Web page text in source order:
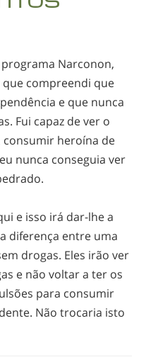
Noruego
Russo
Sueco
Chinês
Árabe
Nepalês
Ucraniano
Croata
Turco
Todas as Regiões/Línguas
Narconon,
compreendi que
e que nunca
Fui capaz de ver o
consumir heroína de
nunca conseguia ver
e isso irá dar-lhea
diferença entre uma
drogas. Eles irão ver
e não voltar a ter os
para consumir
Não trocaria isto